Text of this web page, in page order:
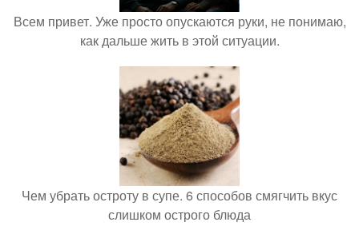
Всем привет. Уже просто опускаются руки, не понимаю,
как дальше жить в этой ситуации.
Чем убрать остроту в супе. 6 способов смягчить вкус
слишком острого блюда